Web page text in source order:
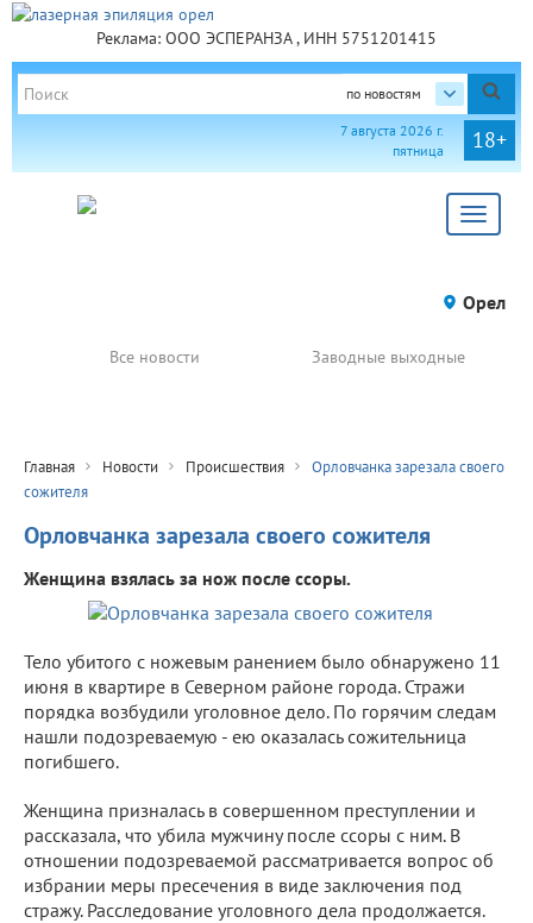
Реклама: ООО ЭСПЕРАНЗА , ИНН 5751201415
по новостям
18+
7 августа 2026 г.
пятница
Toggle
Орел
Все новости Заводные выходные
Главная Новости Происшествия
Орловчанка зарезала своего
сожителя
Орловчанка зарезала своего сожителя
Женщина взялась за нож после ссоры.
Тело убитого с ножевым ранением было обнаружено 11
июня в квартире в Северном районе города. Стражи
порядка возбудили уголовное дело. По горячим следам
нашли подозреваемую - ею оказалась сожительница
погибшего.
Женщина призналась в совершенном преступлении и
рассказала, что убила мужчину после ссоры с ним. В
отношении подозреваемой рассматривается вопрос об
избрании меры пресечения в виде заключения под
стражу. Расследование уголовного дела продолжается.